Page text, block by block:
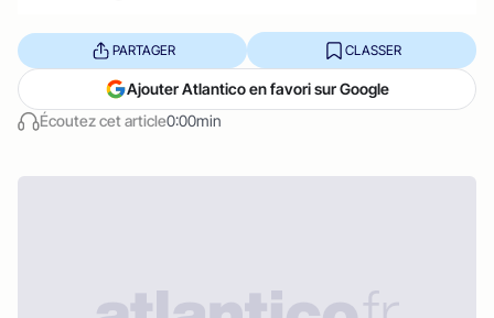
Écoutez cet article0:00min
PARTAGER CLASSER
Ajouter Atlantico en favori sur Google